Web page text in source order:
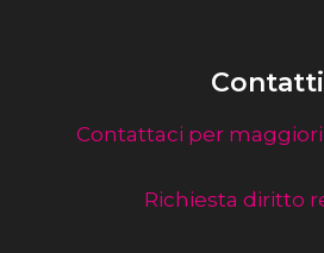
Contatti
Contattaci per
Richiesta diritto